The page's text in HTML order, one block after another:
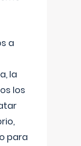
a
la
los
para